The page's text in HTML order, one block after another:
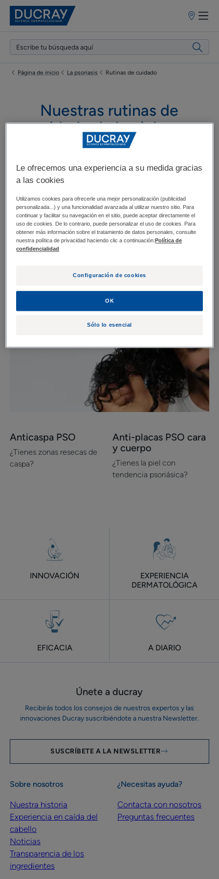
Puntos
venta
Página de inicio La psoriasis Rutinas de cuidado
Nuestras rutinas de
cuidado de la piel con
tendencia psoriásica
¿Tienes la piel con tendencia psoriásica? Descubre las
rutinas de cuidado DUCRAY, y su acción eficaz en las
zonas resecas, las rojeces y los picores.
Descubrir
Anticaspa
PSO
Anticaspa PSO
¿Tienes zonas resecas de
caspa?
Descubrir
Anti-
placas
PSO
Anti-placas PSO cara
y cuerpo
¿Tienes la piel con
tendencia psoriásica?
INNOVACIÓN
EXPERIENCIA
DERMATOLÓGICA
EFICACIA A DIARIO
Únete a ducray
Recibirás todos los consejos de nuestros expertos y las
innovaciones Ducray suscribiéndote a nuestra Newsletter.
SUSCRÍBETE A LA NEWSLETTER
Sobre nosotros
Nuestra historia
Experiencia en caída del
cabello
Noticias
Transparencia de los
ingredientes
¿Necesitas ayuda?
Contacta con nosotros
Preguntas frecuentes
Le ofrecemos una experiencia a su medida gracias
a las cookies
Utilizamos cookies para ofrecerle una mejor personalización (publicidad
personalizada...) y una funcionalidad avanzada al utilizar nuestro sitio. Para
continuar y facilitar su navegación en el sitio, puede aceptar directamente el
uso de cookies. De lo contrario, puede personalizar el uso de cookies. Para
obtener más información sobre el tratamiento de datos personales, consulte
nuestra política de privacidad haciendo clic a continuación: Política de
confidencialidad
Configuración de cookies
Sólo lo esencial
OK